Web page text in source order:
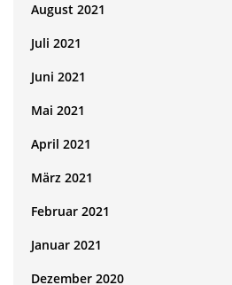
August 2021
Juli 2021
Juni 2021
Mai 2021
April 2021
März 2021
Februar 2021
Januar 2021
Dezember 2020